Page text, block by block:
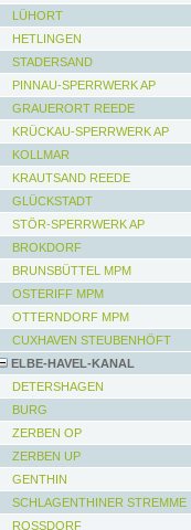
LÜHORT
HETLINGEN
STADERSAND
PINNAU-SPERRWERK AP
GRAUERORT REEDE
KRÜCKAU-SPERRWERK AP
KOLLMAR
KRAUTSAND REEDE
GLÜCKSTADT
STÖR-SPERRWERK AP
BROKDORF
BRUNSBÜTTEL MPM
OSTERIFF MPM
OTTERNDORF MPM
CUXHAVEN STEUBENHÖFT
ELBE-HAVEL-KANAL
DETERSHAGEN
BURG
ZERBEN OP
ZERBEN UP
GENTHIN
SCHLAGENTHINER STREMME
ROSSDORF